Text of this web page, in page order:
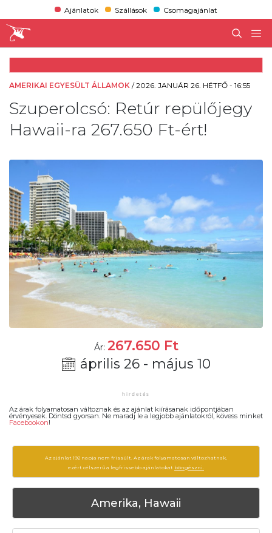
Ajánlatok Szállások Csomagajánlat
AMERIKAI EGYESÜLT ÁLLAMOK /2026. JANUÁR 26. HÉTFŐ - 16:55
Szuperolcsó: Retúr repülőjegy
Hawaii-ra 267.650 Ft-ért!
Ár: 267.650 Ft
április 26 - május 10
Az árak folyamatosan változnak és az ajánlat kiírásanak időpontjában
érvényesek. Döntsd gyorsan. Ne maradj le a legjobb ajánlatokról, kövess minket
Facebookon!
Az ajánlat 192 napja nem frissült. Az árak folyamatosan változhatnak,
ezért célszerű a legfrissebb ajánlatokat böngészni.
Amerika, Hawaii